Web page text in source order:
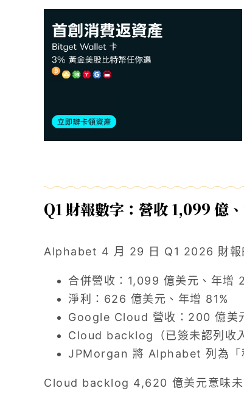
Q1 財報數字：營收 1,099 億
Alphabet 4 月 29 日 Q1 2026 財報
合併營收：1,099 億美元、年增
淨利：626 億美元、年增 81%
Google Cloud 營收：200 億美
Cloud backlog（已簽未認列收
JPMorgan 將 Alphabet 列為「
Cloud backlog 4,620 億美元意味